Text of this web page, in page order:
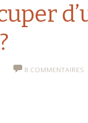
8 COMMENTAIRES